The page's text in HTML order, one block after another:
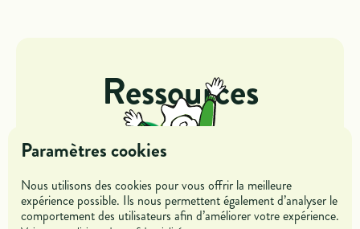
Ressources
Paramètres cookies
Nous utilisons des cookies pour vous offrir la meilleure
expérience possible. Ils nous permettent également d’analyser le
comportement des utilisateurs afin d’améliorer votre expérience.